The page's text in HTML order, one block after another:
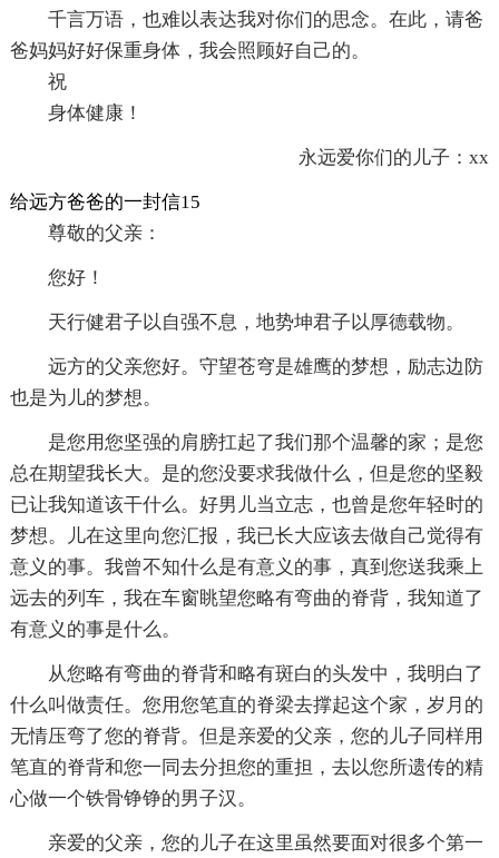
千言万语，也难以表达我对你们的思念。在此，请爸
爸妈妈好好保重身体，我会照顾好自己的。
祝
身体健康！
永远爱你们的儿子：xx
给远方爸爸的一封信15
尊敬的父亲：
您好！
天行健君子以自强不息，地势坤君子以厚德载物。
远方的父亲您好。守望苍穹是雄鹰的梦想，励志边防
也是为儿的梦想。
是您用您坚强的肩膀扛起了我们那个温馨的家；是您
总在期望我长大。是的您没要求我做什么，但是您的坚毅
已让我知道该干什么。好男儿当立志，也曾是您年轻时的
梦想。儿在这里向您汇报，我已长大应该去做自己觉得有
意义的事。我曾不知什么是有意义的事，真到您送我乘上
远去的列车，我在车窗眺望您略有弯曲的脊背，我知道了
有意义的事是什么。
从您略有弯曲的脊背和略有斑白的头发中，我明白了
什么叫做责任。您用您笔直的脊梁去撑起这个家，岁月的
无情压弯了您的脊背。但是亲爱的父亲，您的儿子同样用
笔直的脊背和您一同去分担您的重担，去以您所遗传的精
心做一个铁骨铮铮的男子汉。
亲爱的父亲，您的儿子在这里虽然要面对很多个第一